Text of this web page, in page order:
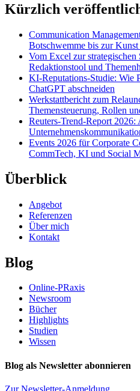
Kürzlich
Communication
Botschwemme bis zur Kunst
Vom Excel zur
Redaktionstool und
KI-Reputations-Studie: Wie
ChatGPT abschneiden
Werkstattbericht zum
Themensteuerung, Rollen
Reuters-Trend-Report
Events 2026 für Corporate
CommTech, KI und Social
Überblick
Angebot
Referenzen
Über mich
Kontakt
Blog
Online-PRaxis
Newsroom
Bücher
Highlights
Studien
Wissen
Blog als Newsletter abonnieren
Zur Newsletter-Anmeldung